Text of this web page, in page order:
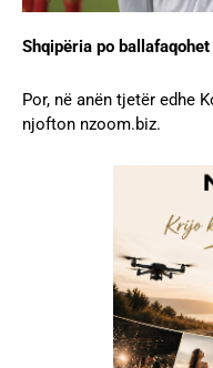
Shqipëria po
Por, në anën tjetër edhe
njofton nzoom.biz.